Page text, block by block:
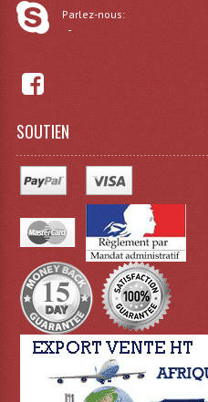
Projecteurs
Projecteurs
Projecteurs
Projecteurs Par :
Parlez-nous:
-
SOUTIEN